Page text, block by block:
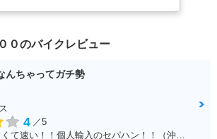
０のバイクレビュー
んちゃってガチ勢
4 ／5